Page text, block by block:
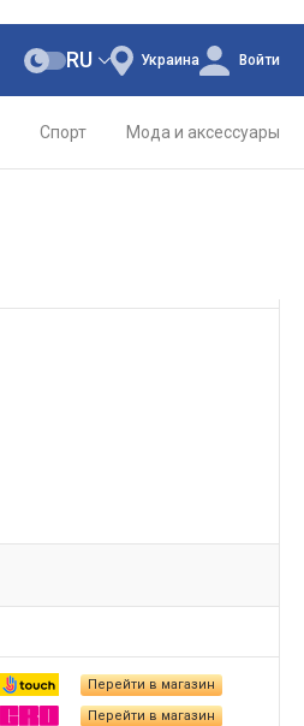
Украина
RU Войти
Спорт Мода и аксессуары
Перейти в магазин
Перейти в магазин